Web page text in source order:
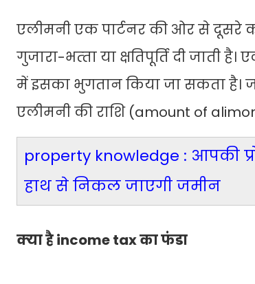
एलीमनी एक पार्टनर की ओर से दूसरे
गुजारा-भत्‍ता या क्षतिपूर्ति दी जाती
में इसका भुगतान किया जा सकता है।
एलीमनी की राशि (amount of
property knowledge : आपकी
हाथ से निकल जाएगी जमीन
क्‍या है income tax का फंडा